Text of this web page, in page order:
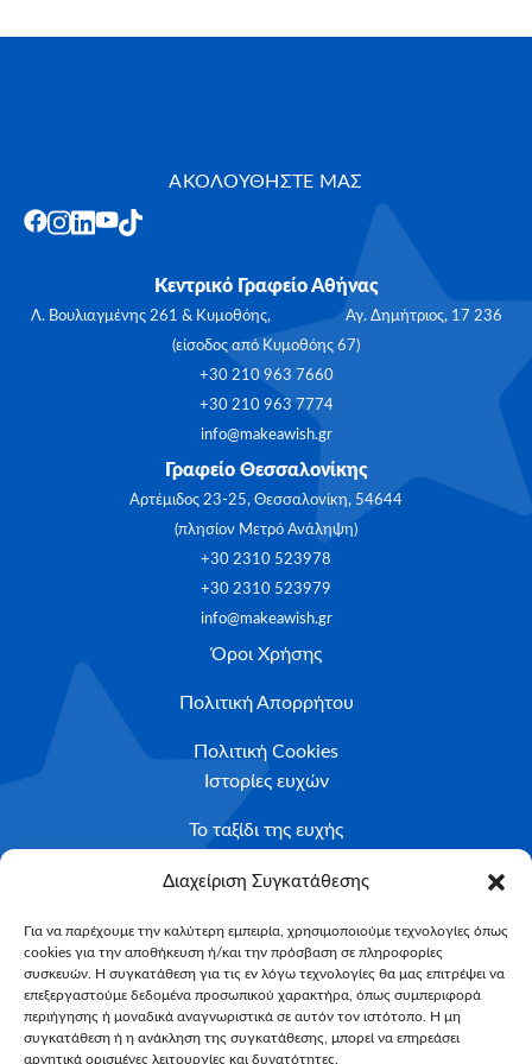
Διαχείριση Συγκατάθεσης
Για να παρέχουμε την καλύτερη εμπειρία, χρησιμοποιούμε τεχνολογίες όπως
cookies για την αποθήκευση ή/και την πρόσβαση σε πληροφορίες
συσκευών. Η συγκατάθεση για τις εν λόγω τεχνολογίες θα μας επιτρέψει να
επεξεργαστούμε δεδομένα προσωπικού χαρακτήρα, όπως συμπεριφορά
περιήγησης ή μοναδικά αναγνωριστικά σε αυτόν τον ιστότοπο. Η μη
συγκατάθεση ή η ανάκληση της συγκατάθεσης, μπορεί να επηρεάσει
αρνητικά ορισμένες λειτουργίες και δυνατότητες.
ΑΚΟΛΟΥΘΗΣΤΕ ΜΑΣ
Κεντρικό Γραφείο Αθήνας
Λ. Βουλιαγμένης 261 & Κυμοθόης, Αγ. Δημήτριος, 17 236
(είσοδος από Κυμοθόης 67)
+30 210 963 7660
+30 210 963 7774
info@makeawish.gr
Γραφείο Θεσσαλονίκης
Αρτέμιδος 23-25, Θεσσαλονίκη, 54644
(πλησίον Μετρό Ανάληψη)
+30 2310 523978
+30 2310 523979
info@makeawish.gr
Όροι Χρήσης
Πολιτική Απορρήτου
Πολιτική Cookies
Ιστορίες ευχών
Το ταξίδι της ευχής
Κριτήρια Καταλληλότητας
Υποβολή Αιτήματος
NEWSLETTER
Email*